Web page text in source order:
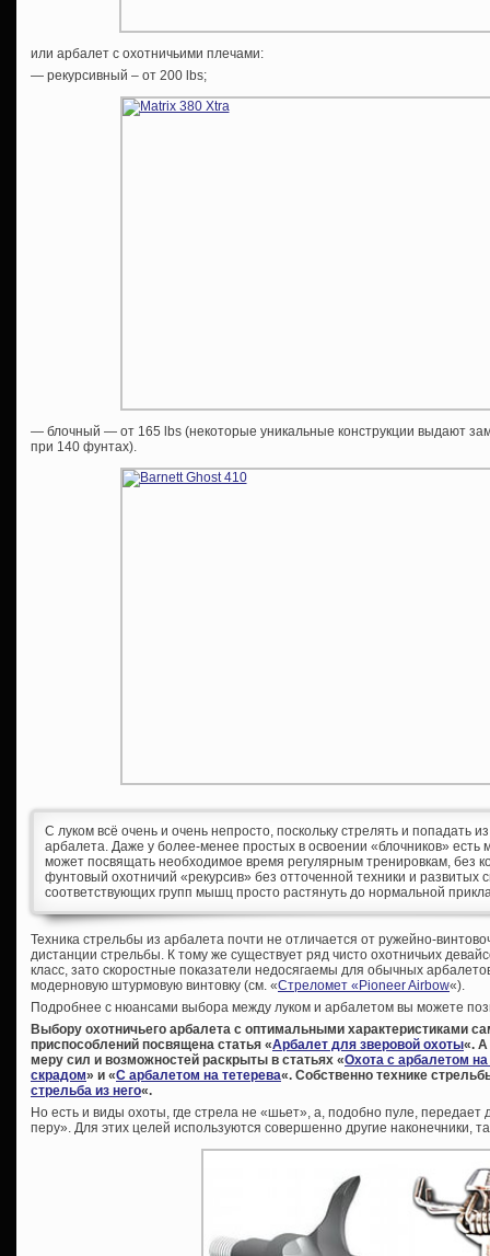
или арбалет c охотничьими плечами:
— рекурсивный – от 200 lbs;
— блочный — от 165 lbs (некоторые уникальные конструкции выдают
при 140 фунтах).
С луком всё очень и очень непросто, поскольку стрелять и попадать
арбалета. Даже у более-менее простых в освоении «блочников» есть
может посвящать необходимое время регулярным тренировкам, без
фунтовый охотничий «рекурсив» без отточенной техники и
соответствующих групп мышц просто растянуть до нормальной
Техника стрельбы из арбалета почти не отличается от ружейно-
дистанции стрельбы. К тому же существует ряд чисто охотничьих
класс, зато скоростные показатели недосягаемы для обычных
модерновую штурмовую винтовку (см. «Стреломет «Pioneer Airbow«).
Подробнее с нюансами выбора между луком и арбалетом вы можете
Выбору охотничьего арбалета с оптимальными характеристиками
приспособлений посвящена статья «Арбалет для зверовой охоты«. А
меру сил и возможностей раскрыты в статьях «Охота с арбалетом на
скрадом» и «С арбалетом на тетерева«. Собственно технике
стрельба из него«.
Но есть и виды охоты, где стрела не «шьет», а, подобно пуле,
перу». Для этих целей используются совершенно другие наконечники,